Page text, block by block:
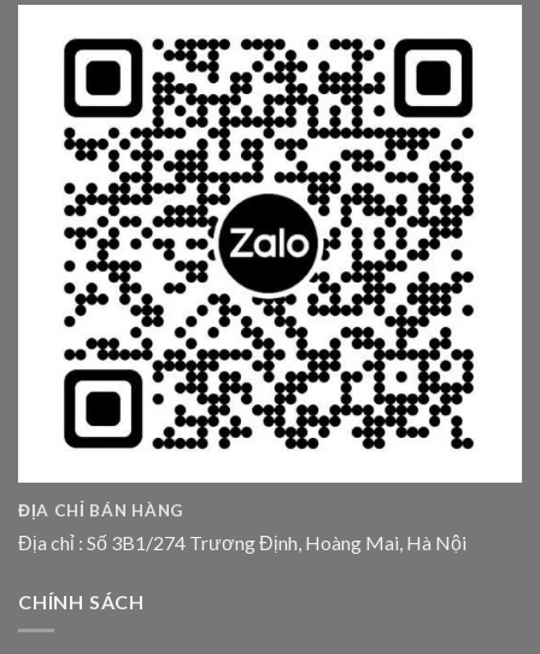
ĐỊA CHỈ BÁN HÀNG
Địa chỉ : Số 3B1/274 Trương Định, Hoàng Mai, Hà Nội
CHÍNH SÁCH